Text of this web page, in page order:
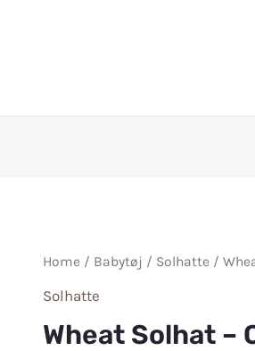
Home / Babytøj / Solhatte /
Solhatte
Wheat Solhat –